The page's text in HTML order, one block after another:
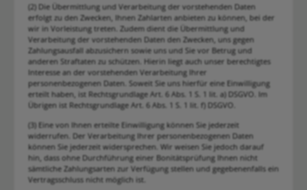
(2) Die Übermittlung und Verarbeitung der vorstehenden Daten
erfolgt zu den Zwecken, Ihnen Zahlarten anbieten zu können, bei der
wir in Vorleistung treten. Zudem dient die Übermittlung und
Verarbeitung der vorstehenden Daten den Zwecken, uns gegen
Zahlungsausfall abzusichern sowie uns und Sie vor Betrug und
anderen Straftaten zu schützen. Hierin liegt auch unser berechtigtes
Interesse an der vorstehenden Verarbeitung Ihrer
personenbezogenen Daten. Soweit Sie uns hierfür eine Einwilligung
erteilt haben, ist Rechtsgrundlage Art. 6 Abs. 1 S. 1 lit. a) DSGVO. Im
Übrigen ist Rechtsgrundlage Art. 6 Abs. 1 S. 1 lit. f) DSGVO.
(3) Eine von Ihnen erteilte Einwilligung können Sie jederzeit
widerrufen. Der Verarbeitung Ihrer personenbezogenen Daten
können Sie jederzeit widersprechen. Wir weisen Sie jedoch darauf
hin, dass ohne Durchführung einer Bonitätsprüfung Ihnen nicht
sämtliche Zahlungsarten zur Verfügung stellen und gegebenenfalls ein
Vertragsschluss nicht möglich ist.